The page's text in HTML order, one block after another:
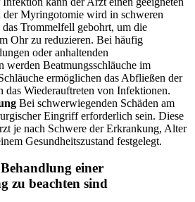
der Myringotomie wird in schweren
Trommelfell gebohrt, um die
Ohr zu reduzieren. Bei häufig
oder anhaltenden
werden Beatmungsschläuche im
ermöglichen das Abfließen der
das Wiederauftreten von Infektionen.
Bei schwerwiegenden Schäden am
Eingriff erforderlich sein. Diese
je nach Schwere der Erkrankung, Alter
Gesundheitszustand festgelegt.
einer
zu beachten sind